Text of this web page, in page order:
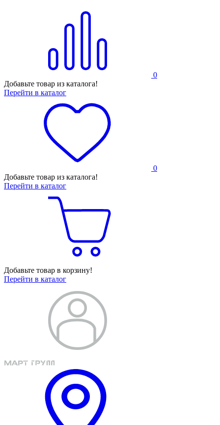
0
Добавьте товар из каталога!
Перейти в каталог
0
Добавьте товар из каталога!
Перейти в каталог
Добавьте товар в корзину!
Перейти в каталог